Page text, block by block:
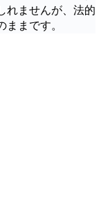
れませんが、法的
まです。